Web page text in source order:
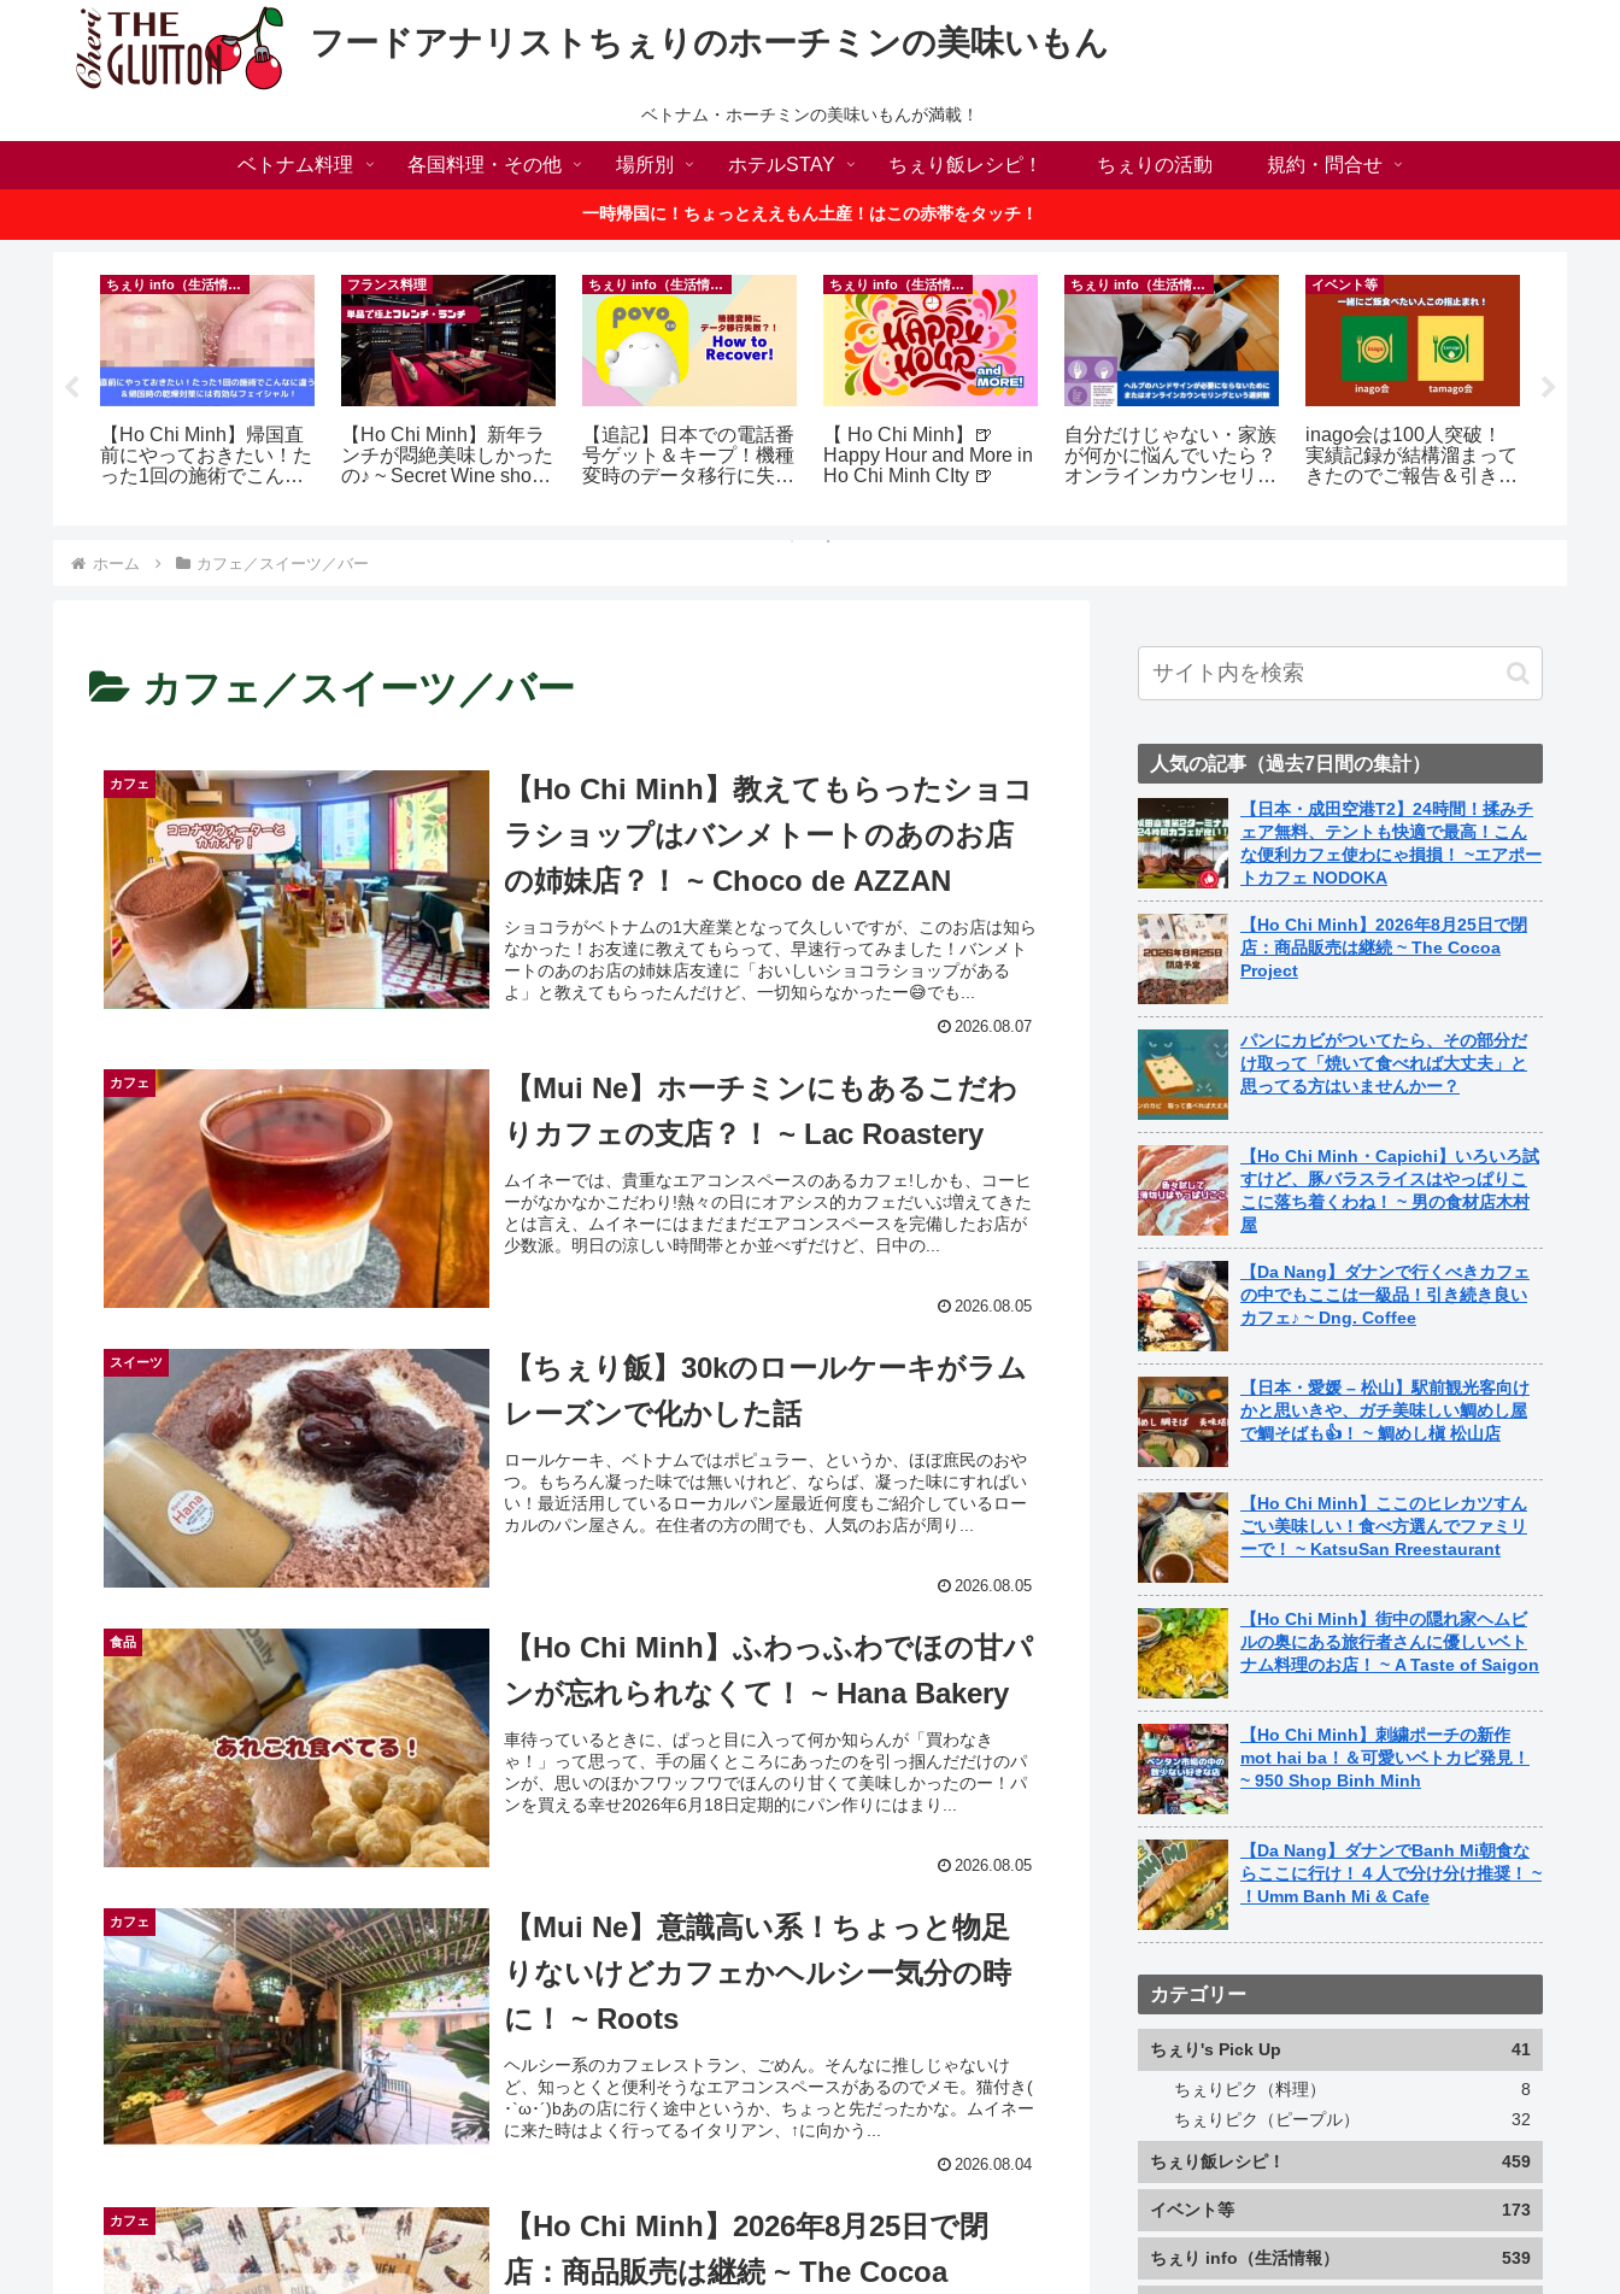
フードアナリストちぇりのホーチミンの美味いもん
ベトナム・ホーチミンの美味いもんが満載！
ベトナム料理 各国料理・その他 場所別 ホテルSTAY ちぇり飯レシピ！ ちぇりの活動 規約・問合せ
一時帰国に！ちょっとええもん土産！はこの赤帯をタッチ！
ちぇり info（生活情報）
【Ho Chi Minh】帰国直
前にやっておきたい！た
った1回の施術でこんな
フランス料理
【Ho Chi Minh】新年ラ
ンチが悶絶美味しかった
の♪ ~ Secret Wine shop
ちぇり info（生活情報）
【追記】日本での電話番
号ゲット＆キープ！機種
変時のデータ移行に失敗
ちぇり info（生活情報）
【 Ho Chi Minh】🍺
Happy Hour and More in
Ho Chi Minh CIty 🍺
ちぇり info（生活情報）
自分だけじゃない・家族
が何かに悩んでいたら？
オンラインカウンセリン
イベント等
inago会は100人突破！
実績記録が結構溜まって
きたのでご報告＆引き続
ホーム カフェ／スイーツ／バー
カフェ／スイーツ／バー
カフェ
【Ho Chi Minh】教えてもらったショコ
ラショップはバンメトートのあのお店
の姉妹店？！ ~ Choco de AZZAN
ショコラがベトナムの1大産業となって久しいですが、このお店は知ら
なかった！お友達に教えてもらって、早速行ってみました！バンメト
ートのあのお店の姉妹店友達に「おいしいショコラショップがある
よ」と教えてもらったんだけど、一切知らなかったー😅でも...
2026.08.07
カフェ
【Mui Ne】ホーチミンにもあるこだわ
りカフェの支店？！ ~ Lac Roastery
ムイネーでは、貴重なエアコンスペースのあるカフェ!しかも、コーヒ
ーがなかなかこだわり!熱々の日にオアシス的カフェだいぶ増えてきた
とは言え、ムイネーにはまだまだエアコンスペースを完備したお店が
少数派。明日の涼しい時間帯とか並べずだけど、日中の...
2026.08.05
スイーツ
【ちぇり飯】30kのロールケーキがラム
レーズンで化かした話
ロールケーキ、ベトナムではポピュラー、というか、ほぼ庶民のおや
つ。もちろん凝った味では無いけれど、ならば、凝った味にすればい
い！最近活用しているローカルパン屋最近何度もご紹介しているロー
カルのパン屋さん。在住者の方の間でも、人気のお店が周り...
2026.08.05
食品
【Ho Chi Minh】ふわっふわでほの甘パ
ンが忘れられなくて！ ~ Hana Bakery
車待っているときに、ぱっと目に入って何か知らんが「買わなき
ゃ！」って思って、手の届くところにあったのを引っ掴んだだけのパ
ンが、思いのほかフワッフワでほんのり甘くて美味しかったのー！パ
ンを買える幸せ2026年6月18日定期的にパン作りにはまり...
2026.08.05
カフェ
【Mui Ne】意識高い系！ちょっと物足
りないけどカフェかヘルシー気分の時
に！ ~ Roots
ヘルシー系のカフェレストラン、ごめん。そんなに推しじゃないけ
ど、知っとくと便利そうなエアコンスペースがあるのでメモ。猫付き(
･`ω･´)bあの店に行く途中というか、ちょっと先だったかな。ムイネー
に来た時はよく行ってるイタリアン、↑に向かう...
2026.08.04
カフェ
【Ho Chi Minh】2026年8月25日で閉
店：商品販売は継続 ~ The Cocoa
人気の記事（過去7日間の集計）
【日本・成田空港T2】24時間！揉みチ
ェア無料、テントも快適で最高！こん
な便利カフェ使わにゃ損損！ ~エアポー
トカフェ NODOKA
【Ho Chi Minh】2026年8月25日で閉
店：商品販売は継続 ~ The Cocoa
Project
パンにカビがついてたら、その部分だ
け取って「焼いて食べれば大丈夫」と
思ってる方はいませんかー？
【Ho Chi Minh・Capichi】いろいろ試
すけど、豚バラスライスはやっぱりこ
こに落ち着くわね！ ~ 男の食材店木村
屋
【Da Nang】ダナンで行くべきカフェ
の中でもここは一級品！引き続き良い
カフェ♪ ~ Dng. Coffee
【日本・愛媛 – 松山】駅前観光客向け
かと思いきや、ガチ美味しい鯛めし屋
で鯛そばも👍！ ~ 鯛めし槇 松山店
【Ho Chi Minh】ここのヒレカツすん
ごい美味しい！食べ方選んでファミリ
ーで！ ~ KatsuSan Rreestaurant
【Ho Chi Minh】街中の隠れ家ヘムビ
ルの奥にある旅行者さんに優しいベト
ナム料理のお店！ ~ A Taste of Saigon
【Ho Chi Minh】刺繍ポーチの新作
mot hai ba！＆可愛いベトカピ発見！
~ 950 Shop Binh Minh
【Da Nang】ダナンでBanh Mi朝食な
らここに行け！４人で分け分け推奨！ ~
！Umm Banh Mi & Cafe
カテゴリー
ちぇり's Pick Up 41
ちぇりピク（料理）
8
ちぇりピク（ピープル）
32
ちぇり飯レシピ！ 459
イベント等 173
ちぇり info（生活情報） 539